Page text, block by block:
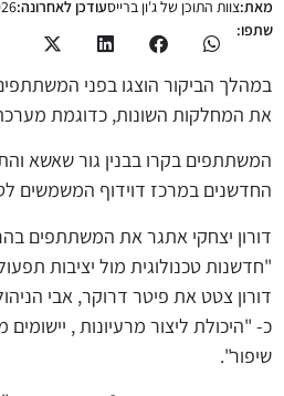
מאת:צוות התוכן של ג'ון ברייסעודכן לאחרונה:
שתפו:
במהלך הביקור הוצגו בפני
את המחלקות השונות, כדוגמת
המשתתפים בקרו בבנין גור שאשא
החדשנים במרכז דוידוף המשמשים
דורון יצחקי אתגר את המשתתפים
"חדשנות טכנולוגית מול יציבות
דורון צטט את פיטר דרוקר, אבי
כ- "היכולת ליצור מרעיונות , יישומים
שיפור".